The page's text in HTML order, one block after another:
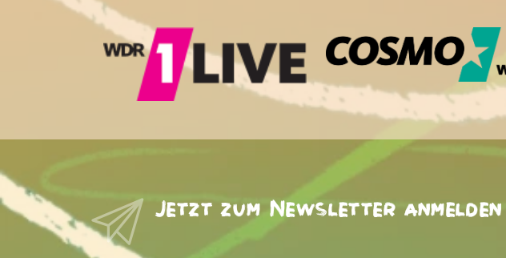
Jetzt zum Newsletter anmelden